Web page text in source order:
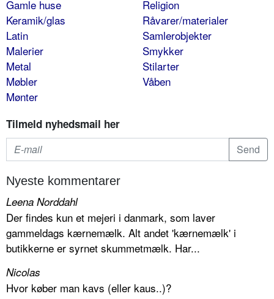
Gamle huse
Keramik/glas
Latin
Malerier
Metal
Møbler
Mønter
Religion
Råvarer/materialer
Samlerobjekter
Smykker
Stilarter
Våben
Tilmeld nyhedsmail her
Nyeste kommentarer
Leena Norddahl
Der findes kun et mejeri i danmark, som laver
gammeldags kærnemælk. Alt andet 'kærnemælk' i
butikkerne er syrnet skummetmælk. Har...
Nicolas
Hvor køber man kavs (eller kaus..)?